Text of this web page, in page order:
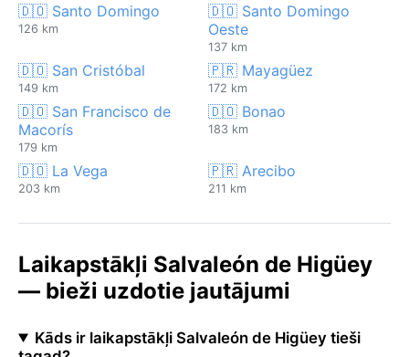
🇩🇴 Santo Domingo
126 km
🇩🇴 Santo Domingo
Oeste
137 km
🇩🇴 San Cristóbal
149 km
🇵🇷 Mayagüez
172 km
🇩🇴 San Francisco de
Macorís
179 km
🇩🇴 Bonao
183 km
🇩🇴 La Vega
203 km
🇵🇷 Arecibo
211 km
Laikapstākļi Salvaleón de Higüey
— bieži uzdotie jautājumi
Kāds ir laikapstākļi Salvaleón de Higüey tieši